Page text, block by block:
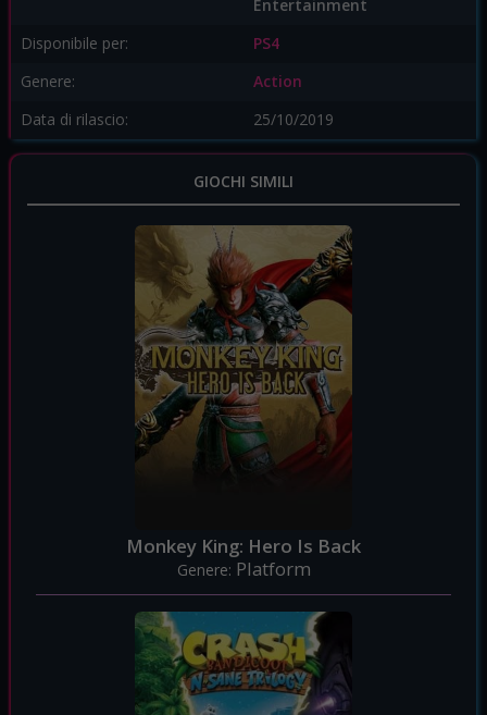
Entertainment
Disponibile per:
PS4
Genere:
Action
Data di rilascio:
25/10/2019
GIOCHI SIMILI
Monkey King: Hero Is Back
Genere: Platform